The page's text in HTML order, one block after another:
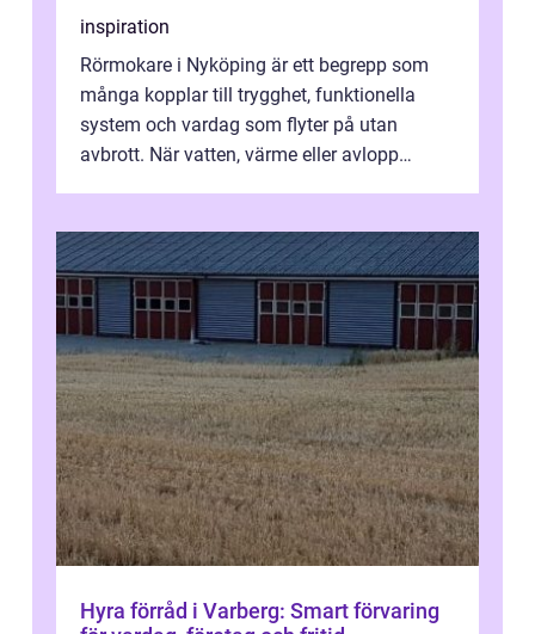
inspiration
Rörmokare i Nyköping är ett begrepp som
många kopplar till trygghet, funktionella
system och vardag som flyter på utan
avbrott. När vatten, värme eller avlopp
Hyra förråd i Varberg: Smart förvaring